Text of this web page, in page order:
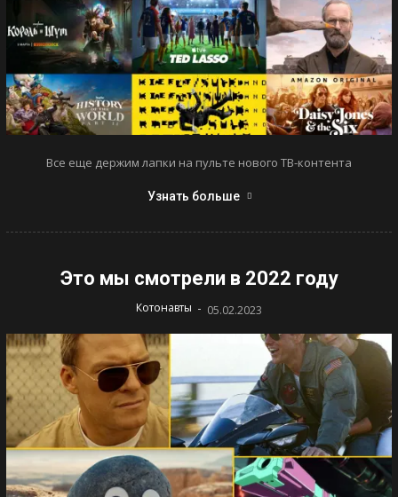
Все еще держим лапки на пульте нового ТВ-контента
Узнать больше
Это мы смотрели в 2022 году
Котонавты - 05.02.2023